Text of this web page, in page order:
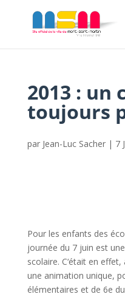
2013 : un
toujours
par Jean-Luc Sacher| 7
Pour les enfants des
journée du 7 juin est
scolaire. C‘était en
une animation unique,
élémentaires et de 6e